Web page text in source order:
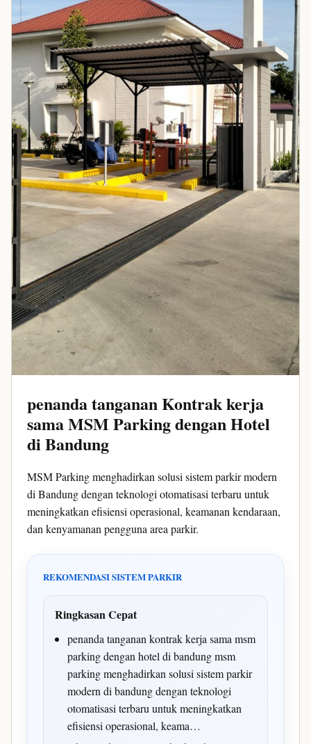
penanda tanganan Kontrak kerja
sama MSM Parking dengan Hotel
di Bandung
MSM Parking menghadirkan solusi sistem parkir modern
di Bandung dengan teknologi otomatisasi terbaru untuk
meningkatkan efisiensi operasional, keamanan kendaraan,
dan kenyamanan pengguna area parkir.
REKOMENDASI SISTEM PARKIR
Ringkasan Cepat
penanda tanganan kontrak kerja sama msm
parking dengan hotel di bandung msm
parking menghadirkan solusi sistem parkir
modern di bandung dengan teknologi
otomatisasi terbaru untuk meningkatkan
efisiensi operasional, keama…